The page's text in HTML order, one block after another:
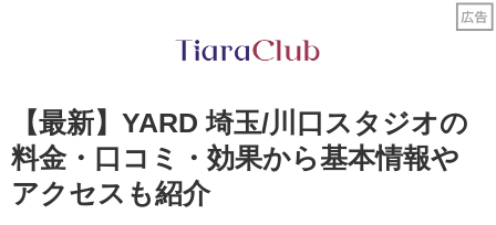
【最新】YARD 埼玉/川口スタジオの
料金・口コミ・効果から基本情報や
アクセスも紹介